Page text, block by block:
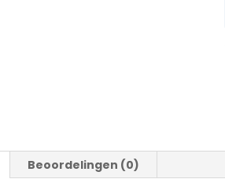
Beoordelingen (0)